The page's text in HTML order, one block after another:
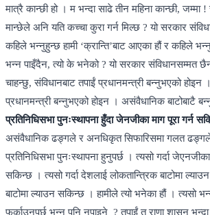
मात्रै कान्छी हो । म भन्दा साढे तीन महिना कान्छी, जम्मा
मान्छेले अनि यति कच्चा कुरा गर्न मिल्छ ? यो सरकार
कहिले भन्नुहुन्छ हामी ‘क्रान्ति’बाट आएका हौं र कहिले
भन्न पाइँदैन, त्यो के भनेको ? यो सरकार संविधानसम्मत
चाहन्छु, संविधानबाट तपाईं प्रधानमन्त्री बन्नुभएको होइन
प्रधानमन्त्री बन्नुभएको होइन । असंवैधानिक बाटोबाटै
प्रतिनिधिसभा पुनःस्थापना हुँदा जेनजीका माग पूरा गर्न
असंवैधानिक ढङ्गले र अनधिकृत सिफारिसमा गलत ढङ्गले
प्रतिनिधिसभा पुनःस्थापना हुनुपर्छ । त्यसो गर्दा
सकिन्छ । त्यसो गर्दा देशलाई लोकतान्त्रिक बाटोमा
बाटोमा ल्याउन सकिन्छ । हामीले त्यो भनेका हौं । त्यसो
फर्काउनुपर्छ भन्न पनि नपाइने ? तपाईं त राणा शासन